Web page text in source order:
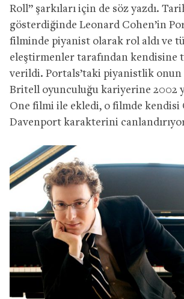
Roll” şarkıları için de söz yazdı.
gösterdiğinde Leonard Cohen’in
filminde piyanist olarak rol aldı ve
eleştirmenler tarafından kendisine
verildi. Portals’taki piyanistlik
Britell oyunculuğu kariyerine 2002
One filmi ile ekledi, o filmde kendisi
Davenport karakterini